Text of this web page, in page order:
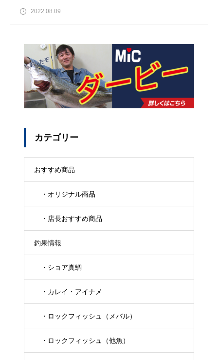
2022.08.09
カテゴリー
おすすめ商品
・オリジナル商品
・店長おすすめ商品
釣果情報
・ショア真鯛
・カレイ・アイナメ
・ロックフィッシュ（メバル）
・ロックフィッシュ（他魚）